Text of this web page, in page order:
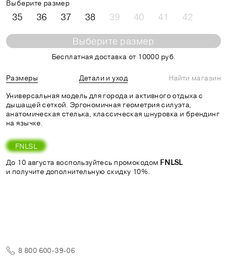
Выберите размер
35 36 37 38 39 40 41 42
Выберите размер
Бесплатная доставка от 10000 руб.
Размеры Детали и уход
Найти магазин
Универсальная модель для города и активного отдыха c
дышащей сеткой. Эргономичная геометрия силуэта,
анатомическая стелька, классическая шнуровка и брендинг
на язычке.
FNLSL
До 10 августа воспользуйтесь промокодом FNLSL
и получите дополнительную скидку 10%.
8 800 600-39-06